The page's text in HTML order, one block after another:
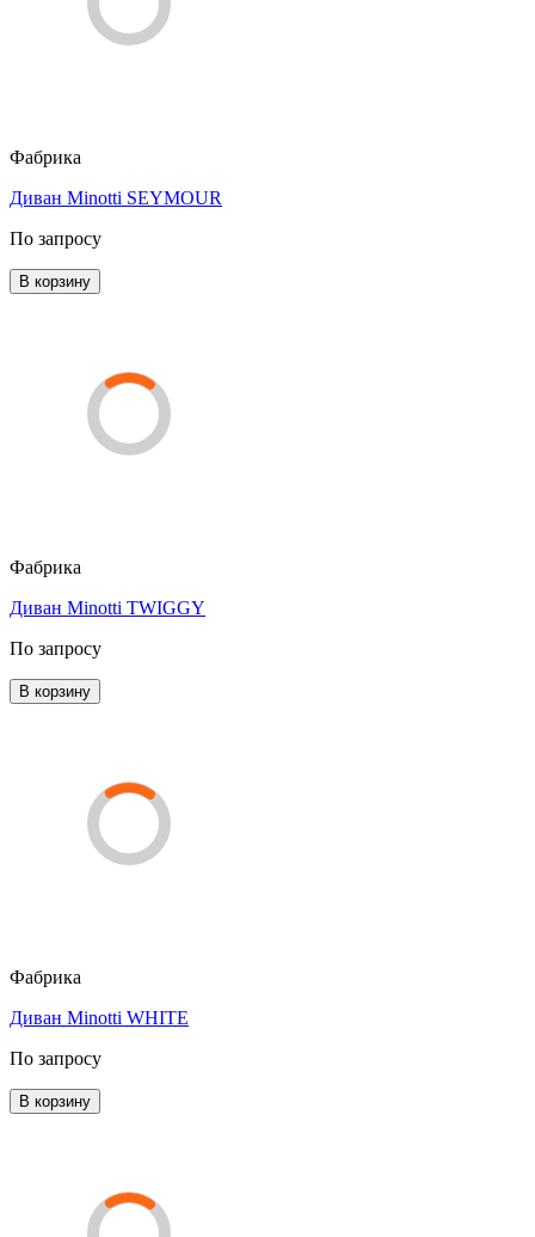
Фабрика
Диван Minotti SEYMOUR
По запросу
В корзину
Фабрика
Диван Minotti TWIGGY
По запросу
В корзину
Фабрика
Диван Minotti WHITE
По запросу
В корзину